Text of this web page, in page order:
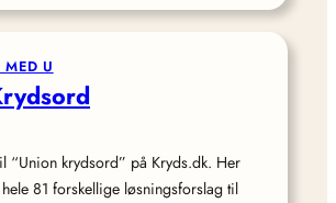
MED U
“Union krydsord” på Kryds.dk. Her
81 forskellige løsningsforslag til